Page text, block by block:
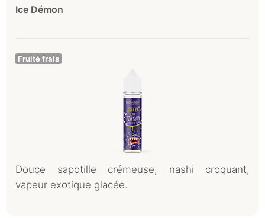
Ice Démon
Fruité frais
Douce sapotille crémeuse, nashi croquant,
vapeur exotique glacée.